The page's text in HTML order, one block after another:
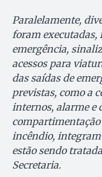
Paralelamente,
foram
emergência,
acessos para
das saídas de
previstas, como a
internos, alarme e
incêndio, integram
estão sendo
Secretaria.